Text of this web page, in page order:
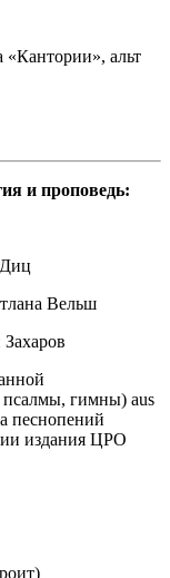
«Кантории», альт
и проповедь:
Вельш
псалмы, гимны) aus
песнопений
издания ЦРО